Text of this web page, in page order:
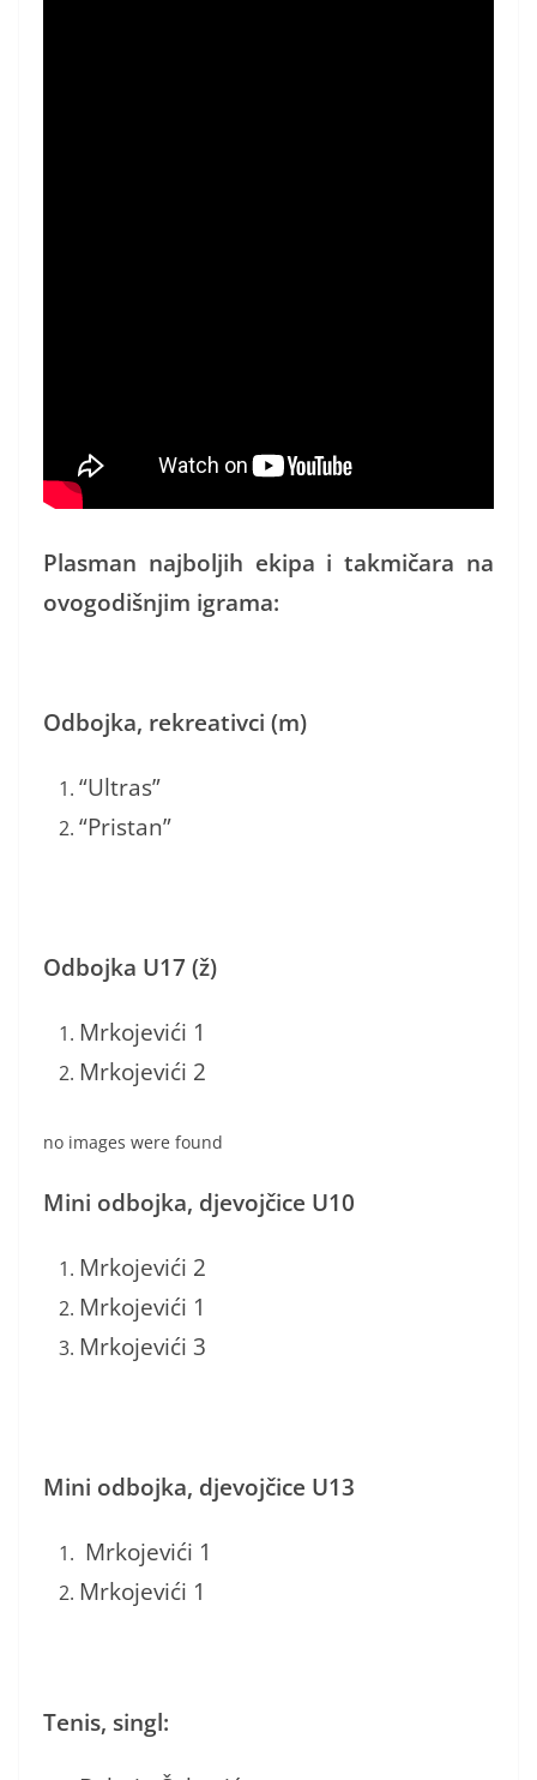
Plasman najboljih ekipa i takmičara na
ovogodišnjim igrama:
Odbojka, rekreativci (m)
“Ultras”
“Pristan”
Odbojka U17 (ž)
Mrkojevići 1
Mrkojevići 2
no images were found
Mini odbojka, djevojčice U10
Mrkojevići 2
Mrkojevići 1
Mrkojevići 3
Mini odbojka, djevojčice U13
Mrkojevići 1
Mrkojevići 1
Tenis, singl: